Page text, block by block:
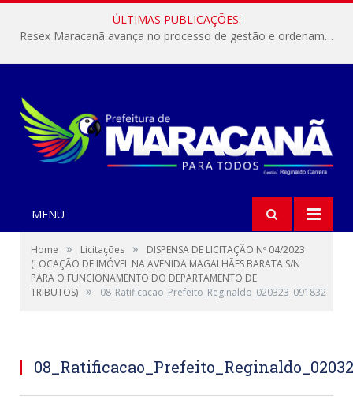
ÚLTIMAS PUBLICAÇÕES:
Resex Maracanã avança no processo de gestão e ordenamento do turismo em nossas áreas protegidas.
MENU
Home » Licitações »
DISPENSA DE LICITAÇÃO Nº 04/2023
(LOCAÇÃO DE IMÓVEL NA AVENIDA MAGALHÃES BARATA S/N
PARA O FUNCIONAMENTO DO DEPARTAMENTO DE
TRIBUTOS) » 08_Ratificacao_Prefeito_Reginaldo_020323_091832